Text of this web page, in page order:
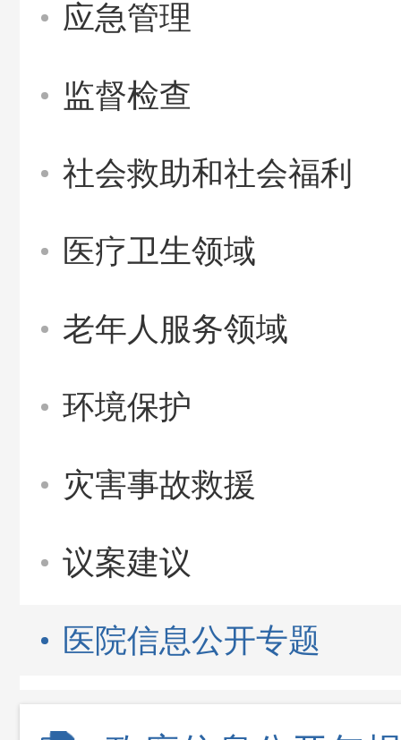
应急管理
监督检查
社会救助和社会福利
医疗卫生领域
老年人服务领域
环境保护
灾害事故救援
议案建议
医院信息公开专题